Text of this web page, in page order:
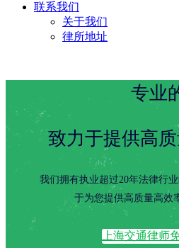
联系我们
关于我们
律所地址
专业
致力于提供高
我们拥有执业超过20年法律行
于为您提供高质量高效
上海交通律师